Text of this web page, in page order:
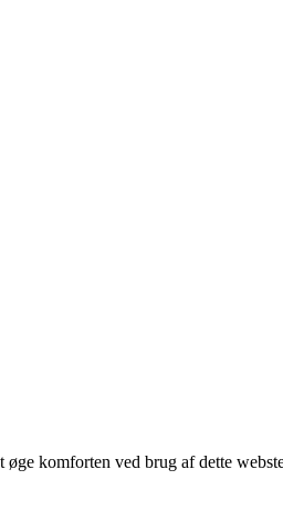
komforten ved brug af dette